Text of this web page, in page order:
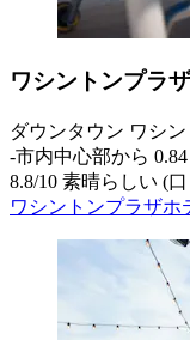
ワシントンプラ
ダウンタウン ワシ
‐市内中心部から
8.8/10 素晴らしい (
ワシントンプラザホ